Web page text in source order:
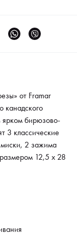
от Framar
канадского
бирюзово-
3 классические
2 зажима
12,5 x 28